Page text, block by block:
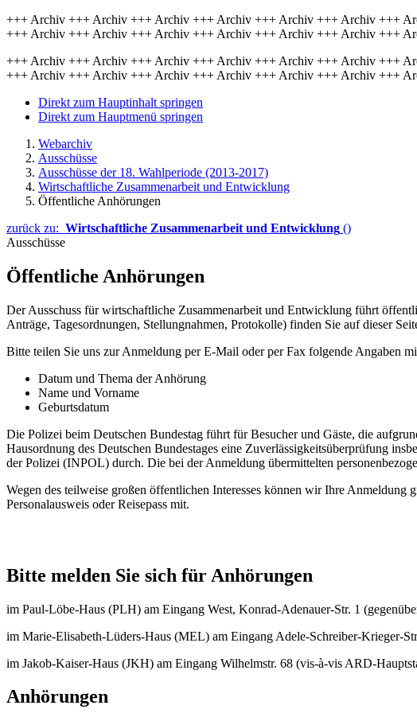
+++ Archiv +++ Archiv +++ Archiv +++ Archiv +++ Archiv +++ Archiv +++
+++ Archiv +++ Archiv +++ Archiv +++ Archiv +++ Archiv +++ Archiv +++
+++ Archiv +++ Archiv +++ Archiv +++ Archiv +++ Archiv +++ Archiv +++
+++ Archiv +++ Archiv +++ Archiv +++ Archiv +++ Archiv +++ Archiv +++
Direkt zum Hauptinhalt springen
Direkt zum Hauptmenü springen
Webarchiv
Ausschüsse
Ausschüsse der 18. Wahlperiode (2013-2017)
Wirtschaftliche Zusammenarbeit und Entwicklung
Öffentliche Anhörungen
zurück zu: Wirtschaftliche Zusammenarbeit und Entwicklung ()
Ausschüsse
Öffentliche Anhörungen
Der Ausschuss für wirtschaftliche Zusammenarbeit und Entwicklung führt
Anträge, Tagesordnungen, Stellungnahmen, Protokolle) finden Sie auf dieser
Bitte teilen Sie uns zur Anmeldung per E-Mail oder per Fax folgende Angaben
Datum und Thema der Anhörung
Name und Vorname
Geburtsdatum
Die Polizei beim Deutschen Bundestag führt für Besucher und Gäste, die
Hausordnung des Deutschen Bundestages eine Zuverlässigkeitsüberprüfung
der Polizei (INPOL) durch. Die bei der Anmeldung übermittelten
Wegen des teilweise großen öffentlichen Interesses können wir Ihre
Personalausweis oder Reisepass mit.
Bitte melden Sie sich für Anhörungen
im Paul-Löbe-Haus (PLH) am Eingang West, Konrad-Adenauer-Str. 1
im Marie-Elisabeth-Lüders-Haus (MEL) am Eingang Adele-Schreiber-Krieger-
im Jakob-Kaiser-Haus (JKH) am Eingang Wilhelmstr. 68 (vis-à-vis ARD-
Anhörungen